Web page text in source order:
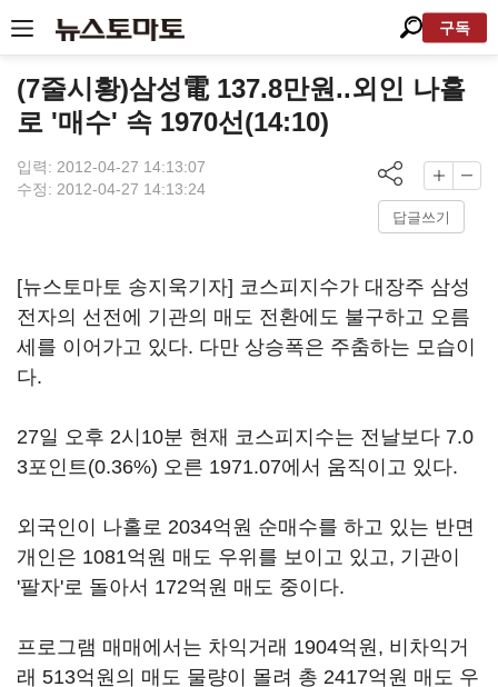
구독
(7줄시황)삼성電 137.8만원..외인 나홀
로 '매수' 속 1970선(14:10)
입력: 2012-04-27 14:13:07
수정: 2012-04-27 14:13:24
답글쓰기
[뉴스토마토 송지욱기자] 코스피지수가 대장주 삼성
전자의 선전에 기관의 매도 전환에도 불구하고 오름
세를 이어가고 있다. 다만 상승폭은 주춤하는 모습이
다.
27일 오후 2시10분 현재 코스피지수는 전날보다 7.0
3포인트(0.36%) 오른 1971.07에서 움직이고 있다.
외국인이 나홀로 2034억원 순매수를 하고 있는 반면
개인은 1081억원 매도 우위를 보이고 있고, 기관이
'팔자'로 돌아서 172억원 매도 중이다.
프로그램 매매에서는 차익거래 1904억원, 비차익거
래 513억원의 매도 물량이 몰려 총 2417억원 매도 우